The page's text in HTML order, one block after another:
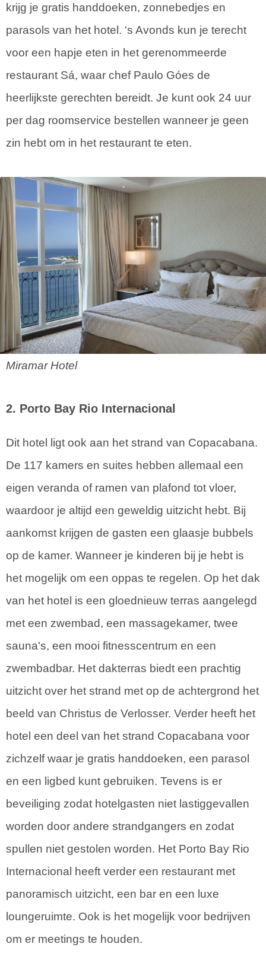
krijg je gratis handdoeken, zonnebedjes en
parasols van het hotel. 's Avonds kun je terecht
voor een hapje eten in het gerenommeerde
restaurant Sá, waar chef Paulo Góes de
heerlijkste gerechten bereidt. Je kunt ook 24 uur
per dag roomservice bestellen wanneer je geen
zin hebt om in het restaurant te eten.
Miramar Hotel
2. Porto Bay Rio Internacional
Dit hotel ligt ook aan het strand van Copacabana.
De 117 kamers en suites hebben allemaal een
eigen veranda of ramen van plafond tot vloer,
waardoor je altijd een geweldig uitzicht hebt. Bij
aankomst krijgen de gasten een glaasje bubbels
op de kamer. Wanneer je kinderen bij je hebt is
het mogelijk om een oppas te regelen. Op het dak
van het hotel is een gloednieuw terras aangelegd
met een zwembad, een massagekamer, twee
sauna's, een mooi fitnesscentrum en een
zwembadbar. Het dakterras biedt een prachtig
uitzicht over het strand met op de achtergrond het
beeld van Christus de Verlosser. Verder heeft het
hotel een deel van het strand Copacabana voor
zichzelf waar je gratis handdoeken, een parasol
en een ligbed kunt gebruiken. Tevens is er
beveiliging zodat hotelgasten niet lastiggevallen
worden door andere strandgangers en zodat
spullen niet gestolen worden. Het Porto Bay Rio
Internacional heeft verder een restaurant met
panoramisch uitzicht, een bar en een luxe
loungeruimte. Ook is het mogelijk voor bedrijven
om er meetings te houden.